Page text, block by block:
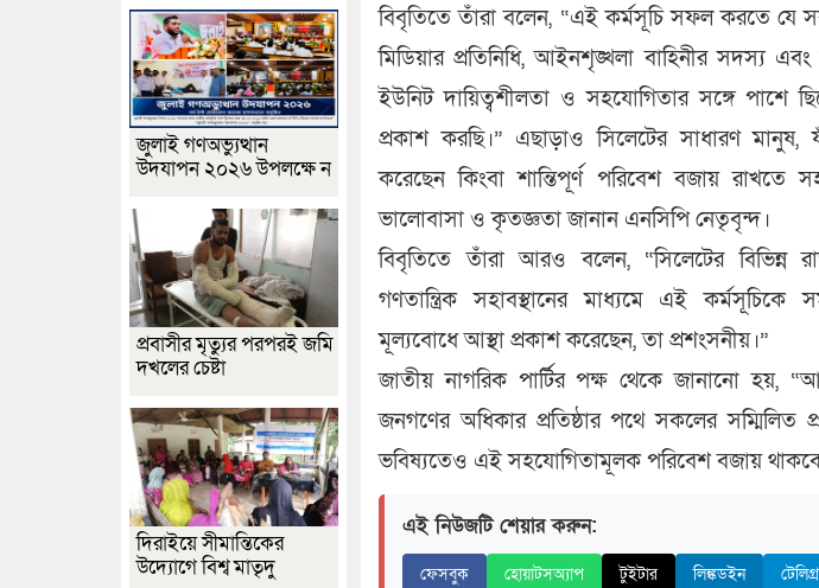
বিবৃতিতে তাঁরা বলেন, “এই কর্মসূচি সফল করতে যে
মিডিয়ার প্রতিনিধি, আইনশৃঙ্খলা বাহিনীর সদস্য এবং
ইউনিট দায়িত্বশীলতা ও সহযোগিতার সঙ্গে পাশে
প্রকাশ করছি।” এছাড়াও সিলেটের সাধারণ মানুষ,
করেছেন কিংবা শান্তিপূর্ণ পরিবেশ বজায় রাখতে
ভালোবাসা ও কৃতজ্ঞতা জানান এনসিপি নেতৃবৃন্দ।
বিবৃতিতে তাঁরা আরও বলেন, “সিলেটের বিভিন্ন
গণতান্ত্রিক সহাবস্থানের মাধ্যমে এই কর্মসূচিকে
মূল্যবোধে আস্থা প্রকাশ করেছেন, তা প্রশংসনীয়।”
জাতীয় নাগরিক পার্টির পক্ষ থেকে জানানো হয়,
জনগণের অধিকার প্রতিষ্ঠার পথে সকলের সম্মিলিত
ভবিষ্যতেও এই সহযোগিতামূলক পরিবেশ বজায়
এই নিউজটি শেয়ার করুন:
ফেসবুক হোয়াটসঅ্যাপ টুইটার লিঙ্কডইন
জুলাই গণঅভ্যুত্থান
উদযাপন ২০২৬ উপলক্ষে ন
প্রবাসীর মৃত্যুর পরপরই জমি
দখলের চেষ্টা
দিরাইয়ে সীমান্তিকের
উদ্যোগে বিশ্ব মাতৃদু